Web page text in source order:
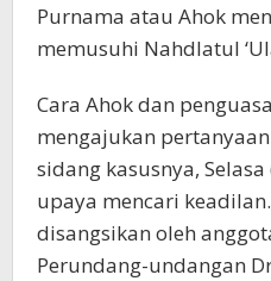
Purnama atau Ahok
memusuhi Nahdlatul
Cara Ahok dan
mengajukan
sidang kasusnya,
upaya mencari
disangsikan oleh
Perundang-undangan